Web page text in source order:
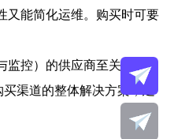
又能简化运维。购买时可要
监控）的供应商至关重要。
渠道的整体解决方案，建